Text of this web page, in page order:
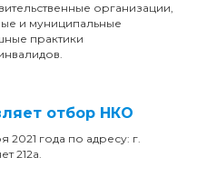
организации,
и муниципальные
практики
отбор НКО
2021 года по адресу: г.
212а.